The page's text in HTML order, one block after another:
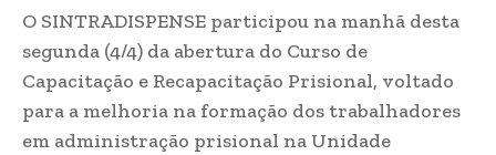
O SINTRADISPENSE participou na manhã desta
segunda (4/4) da abertura do Curso de
Capacitação e Recapacitação Prisional, voltado
para a melhoria na formação dos trabalhadores
em administração prisional na Unidade